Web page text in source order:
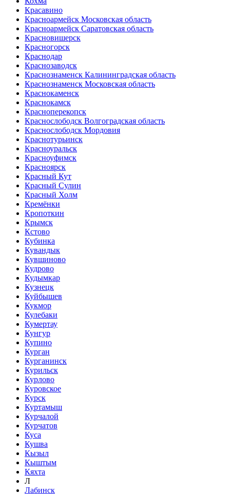
Красавино
Красноармейск Московская область
Красноармейск Саратовская область
Красновишерск
Красногорск
Краснодар
Краснозаводск
Краснознаменск Калининградская область
Краснознаменск Московская область
Краснокаменск
Краснокамск
Красноперекопск
Краснослободск Волгоградская область
Краснослободск Мордовия
Краснотурьинск
Красноуральск
Красноуфимск
Красноярск
Красный Кут
Красный Сулин
Красный Холм
Кремёнки
Кропоткин
Крымск
Кстово
Кубинка
Кувандык
Кувшиново
Кудрово
Кудымкар
Кузнецк
Куйбышев
Кукмор
Кулебаки
Кумертау
Кунгур
Купино
Курган
Курганинск
Курильск
Курлово
Куровское
Курск
Куртамыш
Курчалой
Курчатов
Куса
Кушва
Кызыл
Кыштым
Кяхта
Л
Лабинск